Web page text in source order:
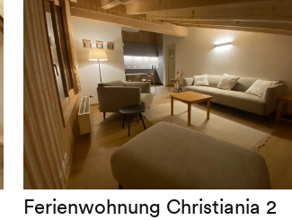
Ferienwohnung Christiania 2